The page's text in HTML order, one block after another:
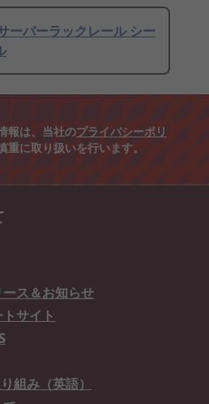
ーバーラックレール シー
報は、当社のプライバシーポリ
重に取り扱いを行います。
ス＆お知らせ
サイト
組み（英語）